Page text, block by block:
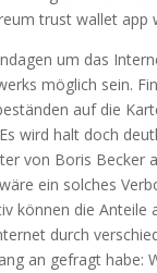
trust wallet
um das
möglich sein.
auf die
wird halt doch
von Boris Becker
ein solches
können die
durch
an gefragt habe: